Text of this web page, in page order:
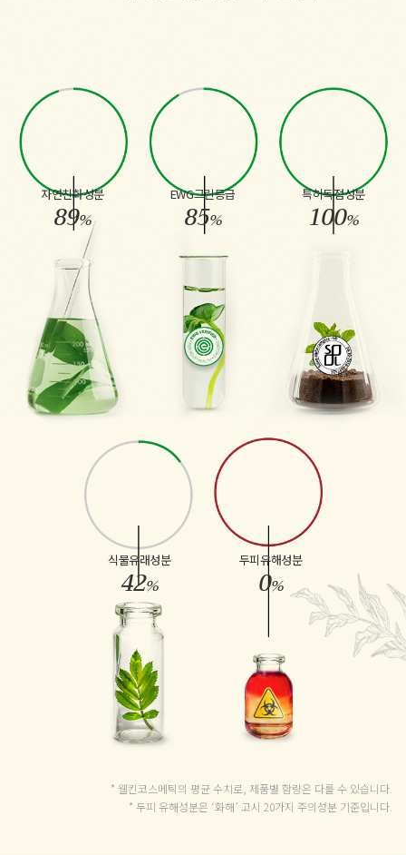
자연친화성분
89%
EWG그린등급
85%
특허독점성분
100%
식물유래성분
42%
두피유해성분
0%
* 웰킨코스메틱의 평균 수치로, 제품별 함량은 다를 수 있습니다.
* 두피 유해성분은 ‘화해’ 고시 20가지 주의성분 기준입니다.